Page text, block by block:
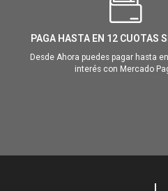
PAGA HASTA EN 12 CUOTAS
Desde Ahora puedes pagar hasta
interés con Mercado